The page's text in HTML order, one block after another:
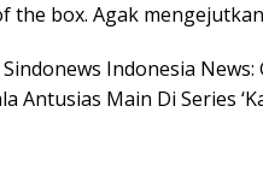
the box. Agak
Indonesia
Antusias Main Di Series